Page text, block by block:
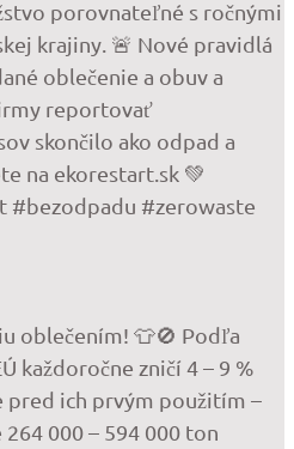
oblečením! 👕🚫 Podľa
každoročne zničí 4 – 9 %
pred ich prvým použitím –
000 – 594 000 ton